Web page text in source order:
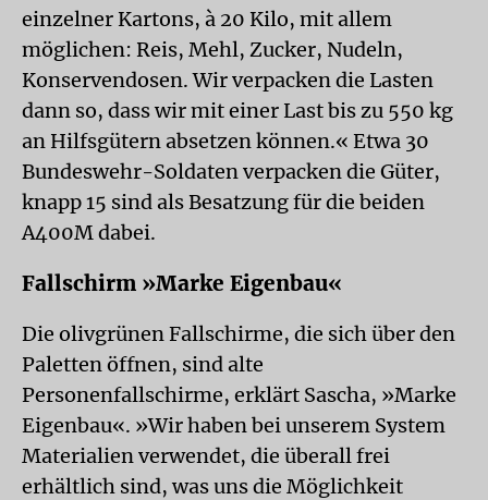
einzelner Kartons, à 20 Kilo, mit allem
möglichen: Reis, Mehl, Zucker, Nudeln,
Konservendosen. Wir verpacken die Lasten
dann so, dass wir mit einer Last bis zu 550 kg
an Hilfsgütern absetzen können.« Etwa 30
Bundeswehr-Soldaten verpacken die Güter,
knapp 15 sind als Besatzung für die beiden
A400M dabei.
Fallschirm »Marke Eigenbau«
Die olivgrünen Fallschirme, die sich über den
Paletten öffnen, sind alte
Personenfallschirme, erklärt Sascha, »Marke
Eigenbau«. »Wir haben bei unserem System
Materialien verwendet, die überall frei
erhältlich sind, was uns die Möglichkeit